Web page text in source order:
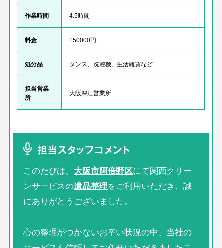
作業時間 4.5時間
料金 150000円
処分品 タンス、洗濯機、生活雑貨など
担当営業
所
大阪深江営業所
担当スタッフコメント
このたびは、 大阪市阿倍野区にて関西クリー
ンサービスの遺品整理をご利用いただき、誠
にありがとうございました。
心の整理がつかないお辛い状況の中、当社の